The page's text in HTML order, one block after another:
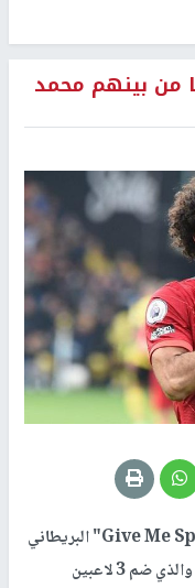
من بينهم محمد
وضع موقع "Give Me Sport" البريطاني
أفضل تشكيل للاعبين في تاريخ قارة إفريقيا والذي ضم 3 لاعبين